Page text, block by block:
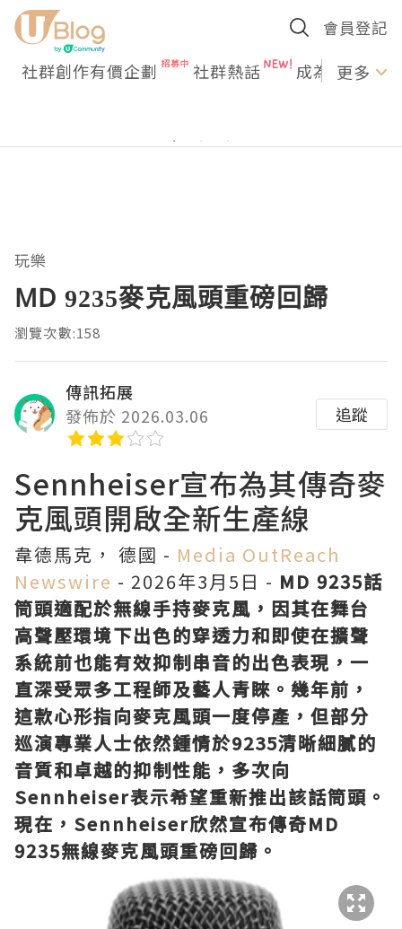
會員登記
社群創作有價企劃 社群熱話 成為U更多
玩樂
MD 9235麥克風頭重磅回歸
瀏覽次數:158
傳訊拓展
發佈於 2026.03.06
追蹤
Sennheiser宣布為其傳奇麥
克風頭開啟全新生產線
韋德馬克， 德國 - Media OutReach
Newswire - 2026年3月5日 - MD 9235話
筒頭適配於無線手持麥克風，因其在舞台
高聲壓環境下出色的穿透力和即使在擴聲
系統前也能有效抑制串音的出色表現，一
直深受眾多工程師及藝人青睞。幾年前，
這款心形指向麥克風頭一度停產，但部分
巡演專業人士依然鍾情於9235清晰細膩的
音質和卓越的抑制性能，多次向
Sennheiser表示希望重新推出該話筒頭。
現在，Sennheiser欣然宣布傳奇MD
9235無線麥克風頭重磅回歸。